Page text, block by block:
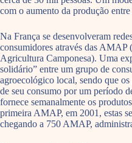
com o aumento da produção
Na França se desenvolveram
consumidores através das AMAP
Agricultura Camponesa). Uma
solidário” entre um grupo de
agroecológico local, sendo que
de seu consumo por um período
fornece semanalmente os
primeira AMAP, em 2001, estas
chegando a 750 AMAP,